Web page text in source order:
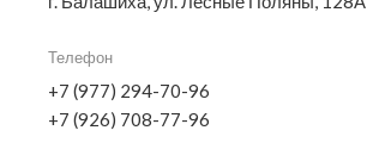
Телефон
+7 (977) 294-70-96
+7 (926) 708-77-96